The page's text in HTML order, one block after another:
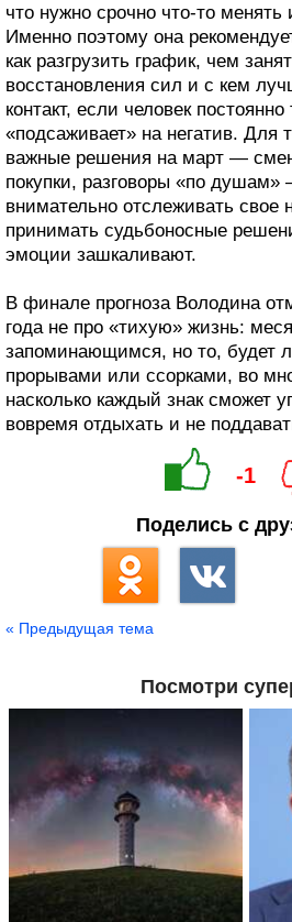
что нужно срочно что‑то менять
Именно поэтому она
как разгрузить график, чем
восстановления сил и с кем
контакт, если человек
«подсаживает» на негатив. Для
важные решения на март —
покупки, разговоры «по душам»
внимательно отслеживать свое
принимать судьбоносные
эмоции зашкаливают.
В финале прогноза Володина
года не про «тихую» жизнь:
запоминающимся, но то, будет
прорывами или ссорками, во
насколько каждый знак сможет
вовремя отдыхать и не
-1
Поделись с
« Предыдущая тема
Посмотри